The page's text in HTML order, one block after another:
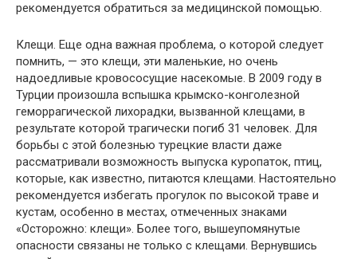
рекомендуется обратиться за медицинской помощью.
Клещи. Еще одна важная проблема, о которой следует
помнить, — это клещи, эти маленькие, но очень
надоедливые кровососущие насекомые. В 2009 году в
Турции произошла вспышка крымско-конголезной
геморрагической лихорадки, вызванной клещами, в
результате которой трагически погиб 31 человек. Для
борьбы с этой болезнью турецкие власти даже
рассматривали возможность выпуска куропаток, птиц,
которые, как известно, питаются клещами. Настоятельно
рекомендуется избегать прогулок по высокой траве и
кустам, особенно в местах, отмеченных знаками
«Осторожно: клещи». Более того, вышеупомянутые
опасности связаны не только с клещами. Вернувшись